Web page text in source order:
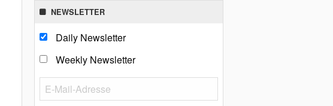
NEWSLETTER
Daily Newsletter
Weekly Newsletter